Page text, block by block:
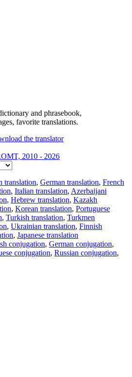
and phrasebook,
favorite translations.
2010 - 2026
translation, German translation, French
, Italian translation, Azerbaijani
, Hebrew translation, Kazakh
, Korean translation, Portuguese
, Turkish translation, Turkmen
, Ukrainian translation, Finnish
, Japanese translation
conjugation, German conjugation,
conjugation, Russian conjugation,